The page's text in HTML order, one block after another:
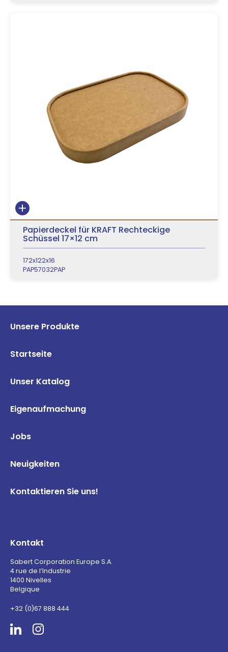
Papierdeckel für KRAFT Rechteckige
Schüssel 17×12 cm
172x122x16
PAP57032PAP
Unsere Produkte
Startseite
Unser Katalog
Eigenaufmachung
Jobs
Neuigkeiten
Kontaktieren Sie uns!
Kontakt
Sabert Corporation Europe S.A.
4 rue de l’Industrie
1400 Nivelles
Belgique
+32 (0)67 888 444